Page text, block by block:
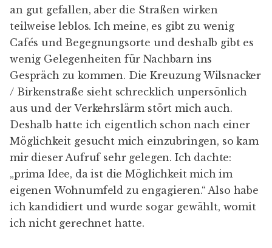
an gut gefallen, aber die Straßen wirken
teilweise leblos. Ich meine, es gibt zu wenig
Cafés und Begegnungsorte und deshalb gibt es
wenig Gelegenheiten für Nachbarn ins
Gespräch zu kommen. Die Kreuzung Wilsnacker
/ Birkenstraße sieht schrecklich unpersönlich
aus und der Verkehrslärm stört mich auch.
Deshalb hatte ich eigentlich schon nach einer
Möglichkeit gesucht mich einzubringen, so kam
mir dieser Aufruf sehr gelegen. Ich dachte:
„prima Idee, da ist die Möglichkeit mich im
eigenen Wohnumfeld zu engagieren.“ Also habe
ich kandidiert und wurde sogar gewählt, womit
ich nicht gerechnet hatte.